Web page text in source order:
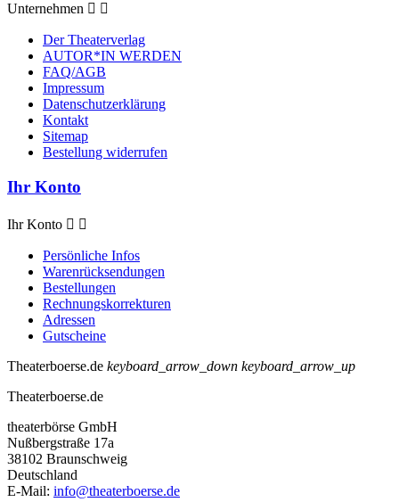
Unternehmen  
Der Theaterverlag
AUTOR*IN WERDEN
FAQ/AGB
Impressum
Datenschutzerklärung
Kontakt
Sitemap
Bestellung widerrufen
Ihr Konto
Ihr Konto  
Persönliche Infos
Warenrücksendungen
Bestellungen
Rechnungskorrekturen
Adressen
Gutscheine
Theaterboerse.de keyboard_arrow_down keyboard_arrow_up
Theaterboerse.de
theaterbörse GmbH
Nußbergstraße 17a
38102 Braunschweig
Deutschland
E-Mail: info@theaterboerse.de